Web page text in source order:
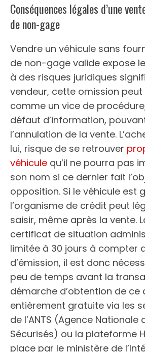
Conséquences légales d’une
de non-gage
Vendre un véhicule sans
de non-gage valide expose
à des risques juridiques
vendeur, cette omission
comme un vice de
défaut d’information,
l’annulation de la vente.
lui, risque de se retrouver
véhicule qu’il ne pourra pas
son nom si ce dernier fait
opposition. Si le véhicule est
l’organisme de crédit peut
saisir, même après la vente.
certificat de situation
limitée à 30 jours à compter
d’émission, il est donc
peu de temps avant la
démarche d’obtention de ce
entièrement gratuite via les
de l’ANTS (Agence Nationale
Sécurisés) ou la plateforme
place par le ministère de